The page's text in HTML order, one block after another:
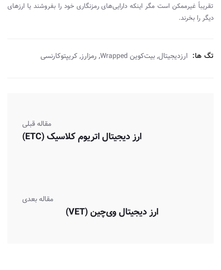
تقریباً غیرممکن است مگر اینکه دارایی‌های رمزنگاری خود را بفروشند یا ارزهای
دیگر را بخرند.
تگ ها: ارزدیجیتال,بیت‌کوین Wrapped‌ , رمزارز,کریپتوکارنسی
مقاله قبلی
ارز دیجیتال اتریوم کلاسیک (ETC)
مقاله بعدی
ارز دیجیتال وی‌‌چین (VET)